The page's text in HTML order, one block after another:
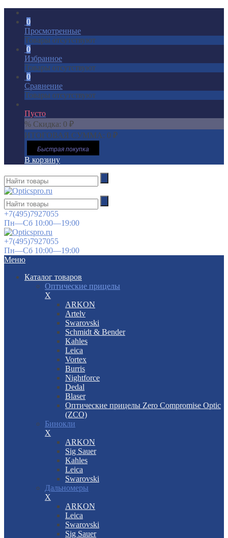
0
Просмотренные
Товары отсутствуют
0
Избранное
Товары отсутствуют
0
Сравнение
Товары отсутствуют
Пусто
% Скидка: 0 ₽
ИТОГОВАЯ СУММА: 0 ₽
Быстрая покупка
В корзину
+7(495)7927055
Пн—Сб 10:00—19:00
+7(495)7927055
Пн—Сб 10:00—19:00
Меню
Каталог товаров
Оптические прицелы
X
ARKON
Artelv
Swarovski
Schmidt & Bender
Kahles
Leica
Vortex
Burris
Nightforce
Dedal
Blaser
Оптические прицелы Zero Compromise Optic
(ZCO)
Бинокли
X
ARKON
Sig Sauer
Kahles
Leica
Swarovski
Дальномеры
X
ARKON
Leica
Swarovski
Sig Sauer